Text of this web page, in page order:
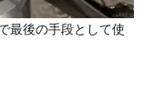
最後の手段として使